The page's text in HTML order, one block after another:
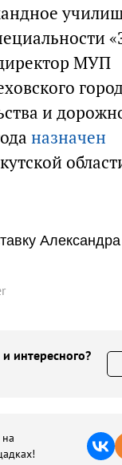
МУП
и
назначен
интересного?